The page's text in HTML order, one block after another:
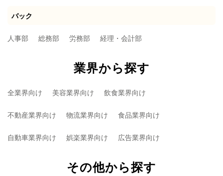
バック
人事部 総務部 労務部 経理・会計部
業界から探す
全業界向け 美容業界向け 飲食業界向け
不動産業界向け 物流業界向け 食品業界向け
自動車業界向け 娯楽業界向け 広告業界向け
その他から探す